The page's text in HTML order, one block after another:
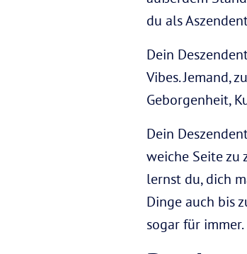
du als
Dein
Vibes. Jemand,
Geborgenheit,
Dein
weiche Seite zu
lernst du, dich
Dinge auch bis
sogar für immer.